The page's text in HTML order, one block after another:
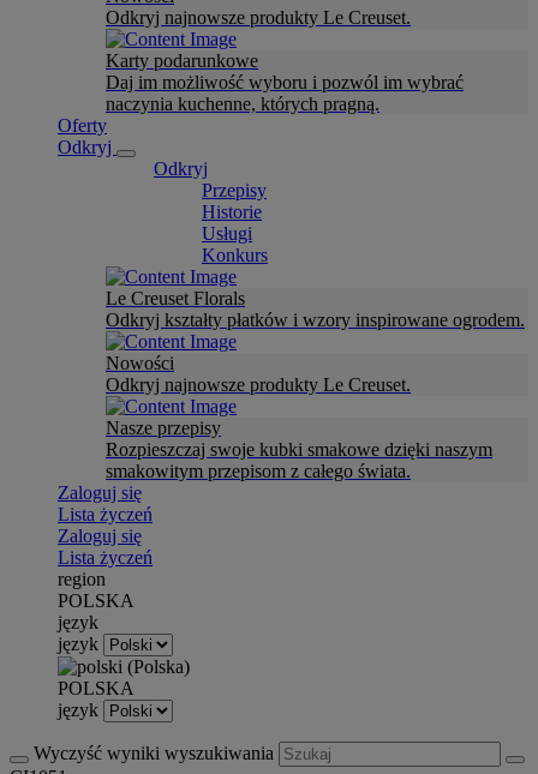
Odkryj najnowsze produkty Le Creuset.
Karty podarunkowe
Daj im możliwość wyboru i pozwól im wybrać
naczynia kuchenne, których pragną.
Oferty
Odkryj
Odkryj
Przepisy
Historie
Usługi
Konkurs
Le Creuset Florals
Odkryj kształty płatków i wzory inspirowane ogrodem.
Nowości
Odkryj najnowsze produkty Le Creuset.
Nasze przepisy
Rozpieszczaj swoje kubki smakowe dzięki naszym
smakowitym przepisom z całego świata.
Zaloguj się
Lista życzeń
Zaloguj się
Lista życzeń
region
POLSKA
język
język
POLSKA
język
Wyczyść wyniki wyszukiwania